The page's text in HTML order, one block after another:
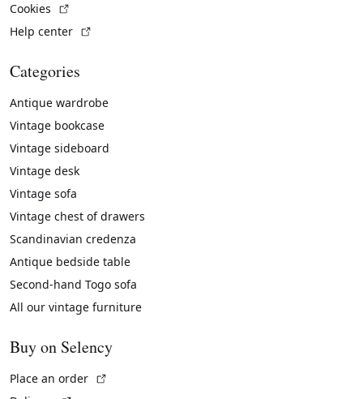
Cookies
Help center
Categories
Antique wardrobe
Vintage bookcase
Vintage sideboard
Vintage desk
Vintage sofa
Vintage chest of drawers
Scandinavian credenza
Antique bedside table
Second-hand Togo sofa
All our vintage furniture
Buy on Selency
Place an order